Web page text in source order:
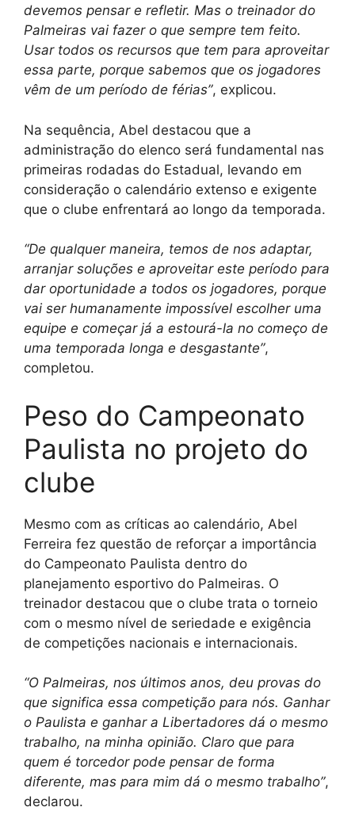
devemos pensar e refletir. Mas o treinador do
Palmeiras vai fazer o que sempre tem feito.
Usar todos os recursos que tem para aproveitar
essa parte, porque sabemos que os jogadores
vêm de um período de férias”, explicou.
Na sequência, Abel destacou que a
administração do elenco será fundamental nas
primeiras rodadas do Estadual, levando em
consideração o calendário extenso e exigente
que o clube enfrentará ao longo da temporada.
“De qualquer maneira, temos de nos adaptar,
arranjar soluções e aproveitar este período para
dar oportunidade a todos os jogadores, porque
vai ser humanamente impossível escolher uma
equipe e começar já a estourá-la no começo de
uma temporada longa e desgastante”,
completou.
Peso do Campeonato
Paulista no projeto do
clube
Mesmo com as críticas ao calendário, Abel
Ferreira fez questão de reforçar a importância
do Campeonato Paulista dentro do
planejamento esportivo do Palmeiras. O
treinador destacou que o clube trata o torneio
com o mesmo nível de seriedade e exigência
de competições nacionais e internacionais.
“O Palmeiras, nos últimos anos, deu provas do
que significa essa competição para nós. Ganhar
o Paulista e ganhar a Libertadores dá o mesmo
trabalho, na minha opinião. Claro que para
quem é torcedor pode pensar de forma
diferente, mas para mim dá o mesmo trabalho”,
declarou.